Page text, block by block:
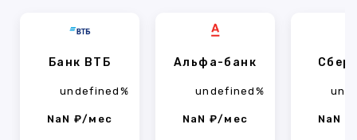
Банк ВТБ
undefined%
NaN ₽/мес
Альфа-банк
undefined%
NaN ₽/мес NaN